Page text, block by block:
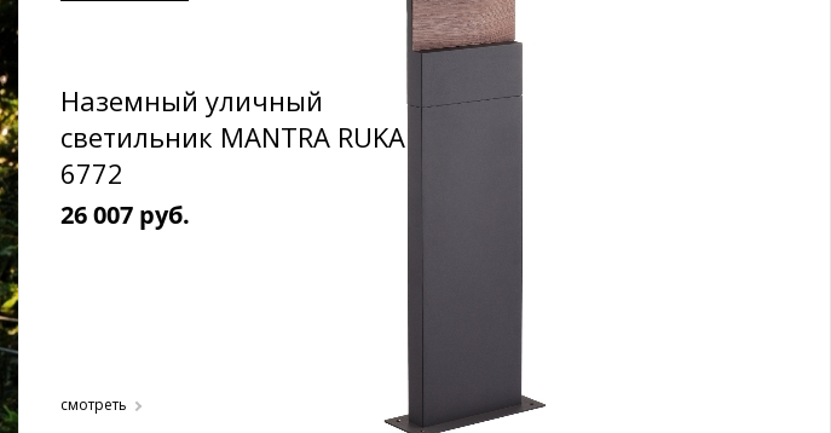
смотреть
Наземный уличный
светильник MANTRA RUKA
6772
26 007 руб.